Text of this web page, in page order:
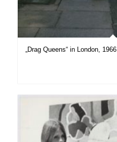
„Drag Queens“ in London, 1966